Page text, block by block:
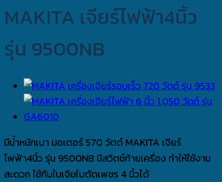
MAKITA เจียร์ไฟฟ้า4นิ้ว
รุ่น 9500NB
มีน้ำหนักเบา มอเตอร์ 570 วัตต์ MAKITA เจียร์
ไฟฟ้า4นิ้ว รุ่น 9500NB มีสวิตซ์ท้ายเครื่อง ทำให้ใช้งาน
สะดวก ใช้กับใบเจียใบตัดเพชร 4 นิ้วได้